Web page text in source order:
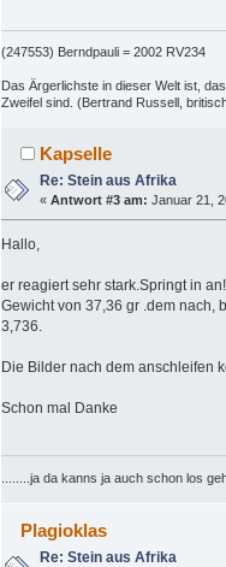
(247553) Berndpauli = 2002 RV234
Das Ärgerlichste in dieser Welt ist,
Zweifel sind. (Bertrand Russell,
Kapselle
Re: Stein aus Afrika
«Antwort #3 am: Januar 21,
Hallo,
er reagiert sehr stark.Springt in
Gewicht von 37,36 gr .dem nach,
3,736.
Die Bilder nach dem anschleifen
Schon mal Danke
........ja da kanns ja auch schon los
Plagioklas
Re: Stein aus Afrika